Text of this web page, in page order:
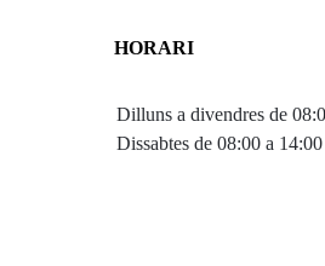
HORARI
Dilluns a divendres de
Dissabtes de 08:00 a 14:00